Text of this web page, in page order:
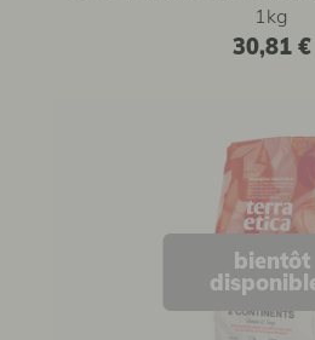
1kg
30,81 €
bientôt